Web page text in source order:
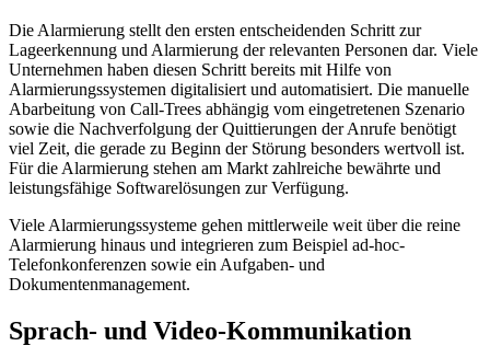
Die Alarmierung stellt den ersten entscheidenden Schritt zur
Lageerkennung und Alarmierung der relevanten Personen dar. Viele
Unternehmen haben diesen Schritt bereits mit Hilfe von
Alarmierungssystemen digitalisiert und automatisiert. Die manuelle
Abarbeitung von Call-Trees abhängig vom eingetretenen Szenario
sowie die Nachverfolgung der Quittierungen der Anrufe benötigt
viel Zeit, die gerade zu Beginn der Störung besonders wertvoll ist.
Für die Alarmierung stehen am Markt zahlreiche bewährte und
leistungsfähige Softwarelösungen zur Verfügung.
Viele Alarmierungssysteme gehen mittlerweile weit über die reine
Alarmierung hinaus und integrieren zum Beispiel ad-hoc-
Telefonkonferenzen sowie ein Aufgaben- und
Dokumentenmanagement.
Sprach- und Video-Kommunikation